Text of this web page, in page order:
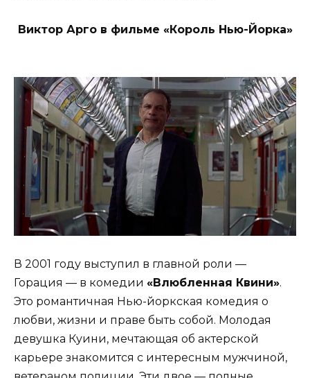
Виктор Арго в фильме «Король Нью-Йорка»
В 2001 году выступил в главной роли —
Горация — в комедии «Влюбленная Квини».
Это романтичная Нью-йоркская комедия о
любви, жизни и праве быть собой. Молодая
девушка Куини, мечтающая об актерской
карьере знакомится с интересным мужчиной,